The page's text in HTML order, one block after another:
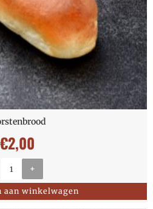
€2,00
+
aan winkelwagen